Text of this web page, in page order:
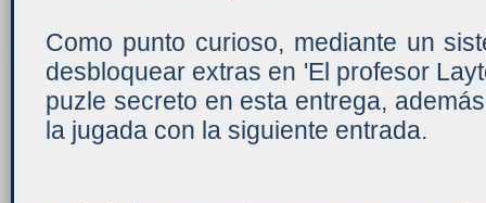
Como punto curioso, mediante un
desbloquear extras en 'El profesor
puzle secreto en esta entrega,
la jugada con la siguiente entrada.